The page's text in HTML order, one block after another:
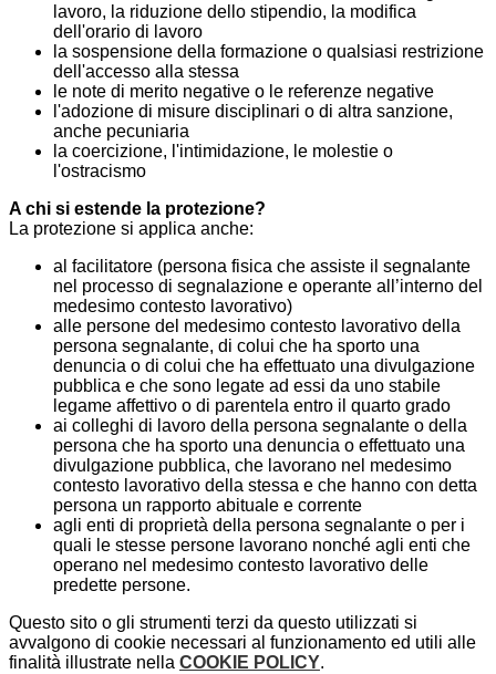
lavoro, la riduzione dello stipendio, la modifica
dell'orario di lavoro
la sospensione della formazione o qualsiasi restrizione
dell'accesso alla stessa
le note di merito negative o le referenze negative
l'adozione di misure disciplinari o di altra sanzione,
anche pecuniaria
la coercizione, l'intimidazione, le molestie o
l'ostracismo
A chi si estende la protezione?
La protezione si applica anche:
al facilitatore (persona fisica che assiste il segnalante
nel processo di segnalazione e operante all’interno del
medesimo contesto lavorativo)
alle persone del medesimo contesto lavorativo della
persona segnalante, di colui che ha sporto una
denuncia o di colui che ha effettuato una divulgazione
pubblica e che sono legate ad essi da uno stabile
legame affettivo o di parentela entro il quarto grado
ai colleghi di lavoro della persona segnalante o della
persona che ha sporto una denuncia o effettuato una
divulgazione pubblica, che lavorano nel medesimo
contesto lavorativo della stessa e che hanno con detta
persona un rapporto abituale e corrente
agli enti di proprietà della persona segnalante o per i
quali le stesse persone lavorano nonché agli enti che
operano nel medesimo contesto lavorativo delle
predette persone.
Questo sito o gli strumenti terzi da questo utilizzati si
avvalgono di cookie necessari al funzionamento ed utili alle
finalità illustrate nella COOKIE POLICY.